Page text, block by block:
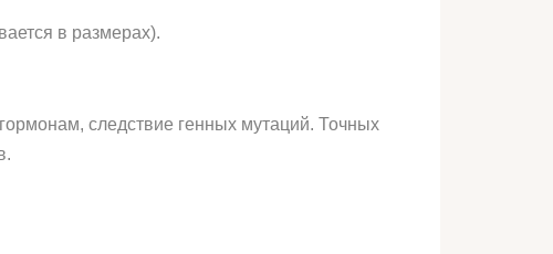
в размерах).
следствие генных мутаций. Точных